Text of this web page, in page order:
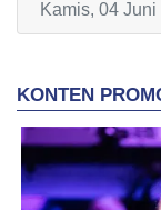
Kamis, 04